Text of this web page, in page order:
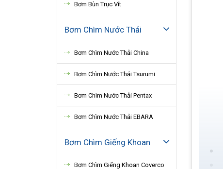
Bơm Bùn Trục Vít
Bơm Chìm Nước Thải
Bơm Chìm Nước Thải China
Bơm Chìm Nước Thải Tsurumi
Bơm Chìm Nước Thải Pentax
Bơm Chìm Nước Thải EBARA
Bơm Chìm Giếng Khoan
Bơm Chìm Giếng Khoan Coverco